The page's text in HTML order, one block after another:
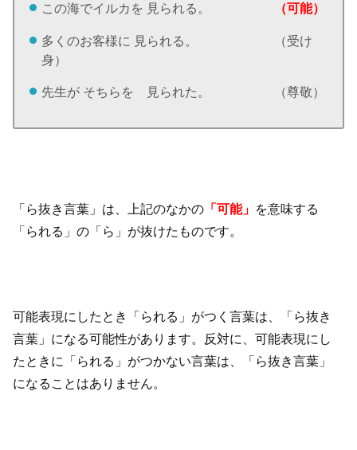
この海でイルカを 見られる。 （可能）
多くのお客様に 見られる。 （受け
身）
先生が そちらを 見られた。 （尊敬）
「ら抜き言葉」は、上記のなかの 「可能」 を意味する
「られる」の「ら」が抜けたものです。
可能表現にしたとき「られる」がつく言葉は、「ら抜き
言葉」になる可能性があります。反対に、可能表現にし
たときに「られる」がつかない言葉は、「ら抜き言葉」
になることはありません。